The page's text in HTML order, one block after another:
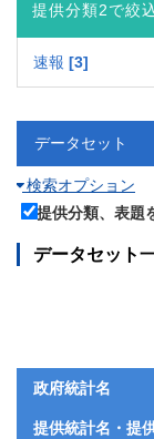
提供分類2で絞
速報 3
検索オプション
提供分類、表題
データセット
政府統計名
提供統計名・提